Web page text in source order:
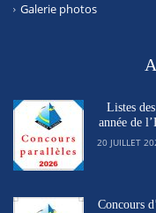
Galerie photos
Listes
année de
20 JUILLET
Concours